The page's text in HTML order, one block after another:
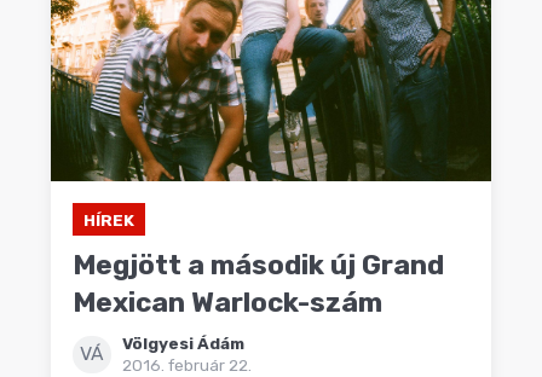
HÍREK
Megjött a második új Grand
Mexican Warlock-szám
VÁ
Völgyesi Ádám
2016. február 22.